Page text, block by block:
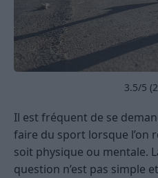
3.5/5 (2
Il est fréquent de se
faire du sport lorsque l’on
soit physique ou mentale.
question n’est pas simple